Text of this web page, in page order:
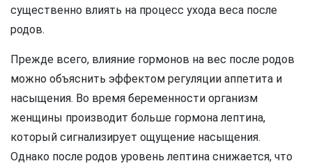
существенно влиять на процесс ухода веса после
родов.
Прежде всего, влияние гормонов на вес после родов
можно объяснить эффектом регуляции аппетита и
насыщения. Во время беременности организм
женщины производит больше гормона лептина,
который сигнализирует ощущение насыщения.
Однако после родов уровень лептина снижается, что